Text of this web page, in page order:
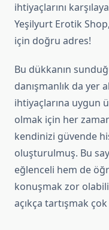
ihtiyaçlarını
Yeşilyurt Erotik
için doğru adres!
Bu dükkanın
danışmanlık da yer
ihtiyaçlarına uygun
olmak için her
kendinizi güvende
oluşturulmuş. Bu
eğlenceli hem de
konuşmak zor
açıkça tartışmak